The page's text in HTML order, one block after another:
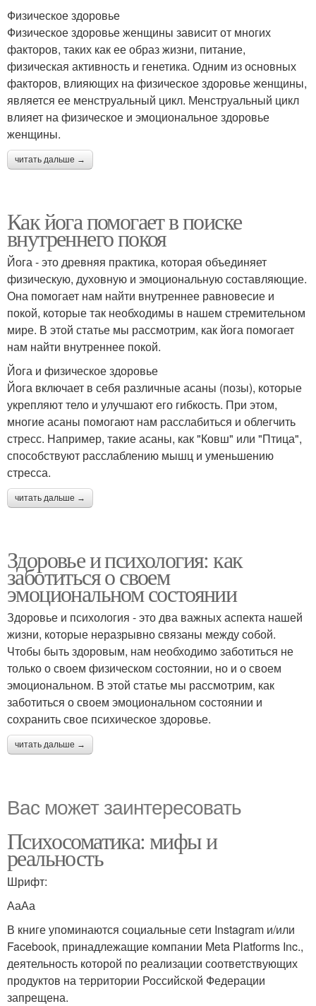
Физическое здоровье
Физическое здоровье женщины зависит от многих
факторов, таких как ее образ жизни, питание,
физическая активность и генетика. Одним из основных
факторов, влияющих на физическое здоровье женщины,
является ее менструальный цикл. Менструальный цикл
влияет на физическое и эмоциональное здоровье
женщины.
читать дальше →
Как йога помогает в поиске
внутреннего покоя
Йога - это древняя практика, которая объединяет
физическую, духовную и эмоциональную составляющие.
Она помогает нам найти внутреннее равновесие и
покой, которые так необходимы в нашем стремительном
мире. В этой статье мы рассмотрим, как йога помогает
нам найти внутреннее покой.
Йога и физическое здоровье
Йога включает в себя различные асаны (позы), которые
укрепляют тело и улучшают его гибкость. При этом,
многие асаны помогают нам расслабиться и облегчить
стресс. Например, такие асаны, как "Ковш" или "Птица",
способствуют расслаблению мышц и уменьшению
стресса.
читать дальше →
Здоровье и психология: как
заботиться о своем
эмоциональном состоянии
Здоровье и психология - это два важных аспекта нашей
жизни, которые неразрывно связаны между собой.
Чтобы быть здоровым, нам необходимо заботиться не
только о своем физическом состоянии, но и о своем
эмоциональном. В этой статье мы рассмотрим, как
заботиться о своем эмоциональном состоянии и
сохранить свое психическое здоровье.
читать дальше →
Вас может заинтересовать
Психосоматика: мифы и
реальность
Шрифт:
АаАа
В книге упоминаются социальные сети Instagram и/или
Facebook, принадлежащие компании Meta Platforms Inc.,
деятельность которой по реализации соответствующих
продуктов на территории Российской Федерации
запрещена.